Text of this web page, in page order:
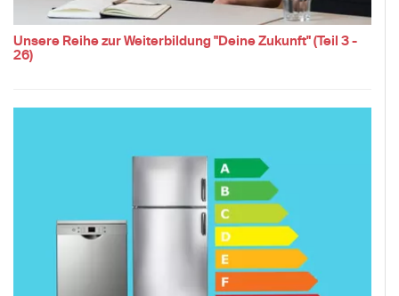
Unsere Reihe zur Weiterbildung "Deine Zukunft" (Teil 3 -
26)